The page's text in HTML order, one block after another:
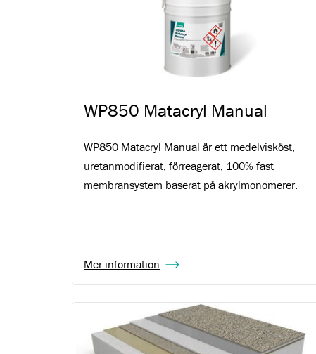
WP850 Matacryl Manual
WP850 Matacryl Manual är ett medelvisköst,
uretanmodifierat, förreagerat, 100% fast
membransystem baserat på akrylmonomerer.
Mer information